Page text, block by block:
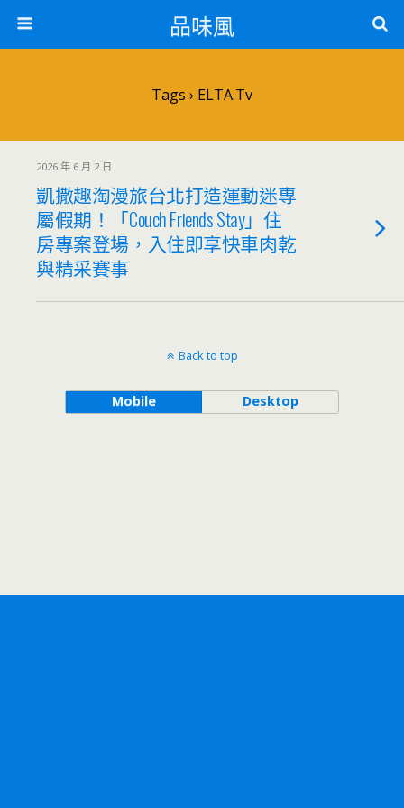
品味風
Tags › ELTA.tv
2026 年 6 月 2 日
凱撒趣淘漫旅台北打造運動迷專
屬假期！「Couch Friends Stay」住
房專案登場，入住即享快車肉乾
與精采賽事
Back to top
Mobile Desktop